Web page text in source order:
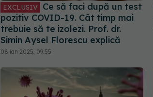
EXCLUSIV
Ce să faci după un test
pozitiv COVID-19. Cât timp mai
trebuie să te izolezi. Prof. dr.
Simin Aysel Florescu explică
08 ian 2025, 09:55